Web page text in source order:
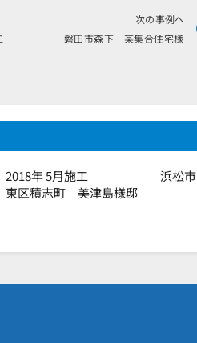
次の事例へ
工 磐田市森下 某集合住宅様
2018年 5月施工 浜松市
東区積志町 美津島様邸